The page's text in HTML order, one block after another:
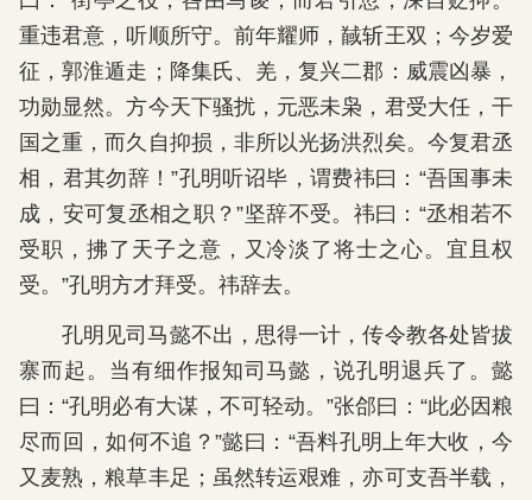
重违君意，听顺所守。前年耀师，馘斩王双；今岁爱
征，郭淮遁走；降集氏、羌，复兴二郡：威震凶暴，
功勋显然。方今天下骚扰，元恶未枭，君受大任，干
国之重，而久自抑损，非所以光扬洪烈矣。今复君丞
相，君其勿辞！”孔明听诏毕，谓费祎曰：“吾国事未
成，安可复丞相之职？”坚辞不受。祎曰：“丞相若不
受职，拂了天子之意，又冷淡了将士之心。宜且权
受。”孔明方才拜受。祎辞去。
孔明见司马懿不出，思得一计，传令教各处皆拔
寨而起。当有细作报知司马懿，说孔明退兵了。懿
曰：“孔明必有大谋，不可轻动。”张郃曰：“此必因粮
尽而回，如何不追？”懿曰：“吾料孔明上年大收，今
又麦熟，粮草丰足；虽然转运艰难，亦可支吾半载，